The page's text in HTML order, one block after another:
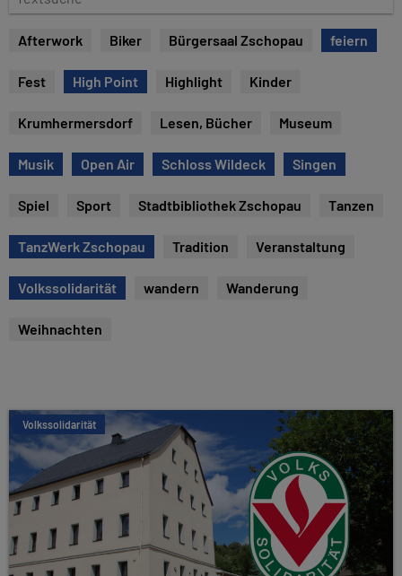
e
e
Afterwork Biker Bürgersaal Zschopau feiern
Fest High Point Highlight Kinder
Krumhermersdorf Lesen, Bücher Museum
Musik Open Air Schloss Wildeck Singen
Spiel Sport Stadtbibliothek Zschopau Tanzen
TanzWerk Zschopau Tradition Veranstaltung
Volkssolidarität wandern Wanderung
Weihnachten
Volkssolidarität